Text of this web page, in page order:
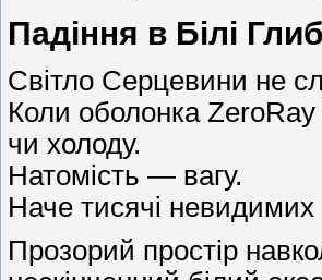
Падіння в Білі
Світло Серцевини не
Коли оболонка
чи холоду.
Натомість — вагу.
Наче тисячі невидимих
Прозорий простір